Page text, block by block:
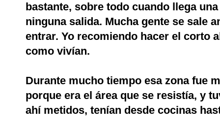
bastante, sobre todo cuando llega
ninguna salida. Mucha gente se sale
entrar. Yo recomiendo hacer el corto
como vivían.
Durante mucho tiempo esa zona fue
porque era el área que se resistía, y
ahí metidos, tenían desde cocinas